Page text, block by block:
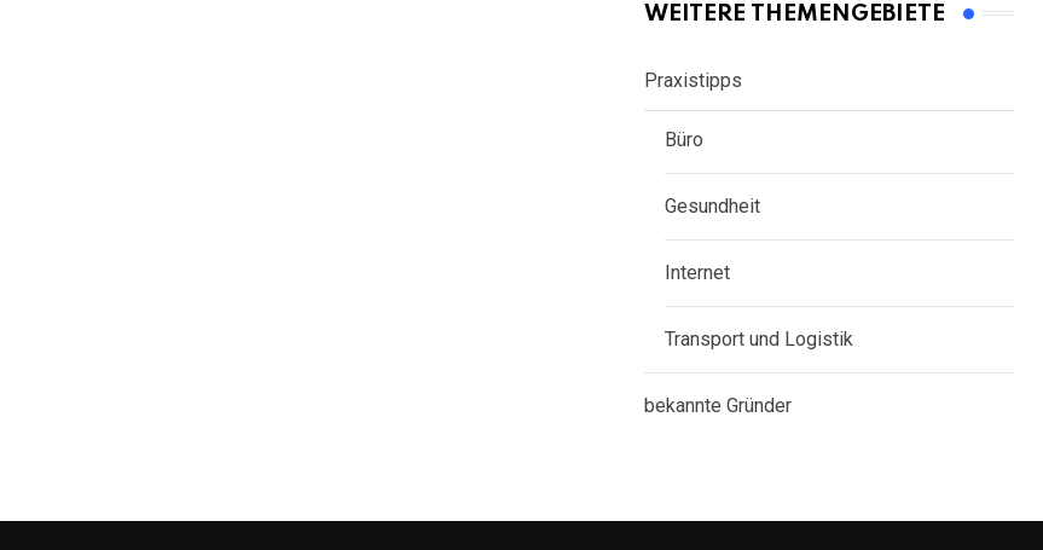
WEITERE THEMENGEBIETE
Praxistipps
Büro
Gesundheit
Internet
Transport und Logistik
bekannte Gründer